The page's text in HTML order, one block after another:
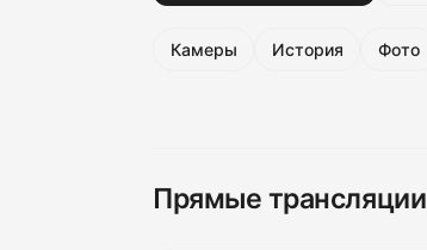
Камеры История Фото
Прямые трансляции